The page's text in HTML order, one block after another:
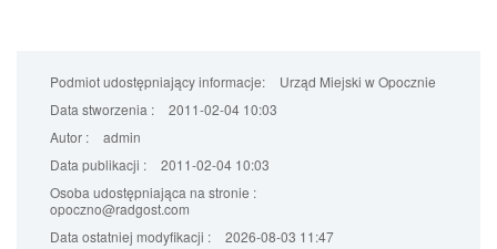
Podmiot udostępniający informacje:
Urząd Miejski w Opocznie
Data stworzenia :
2011-02-04 10:03
Autor :
admin
Data publikacji :
2011-02-04 10:03
Osoba udostępniająca na stronie :
opoczno@radgost.com
Data ostatniej modyfikacji :
2026-08-03 11:47